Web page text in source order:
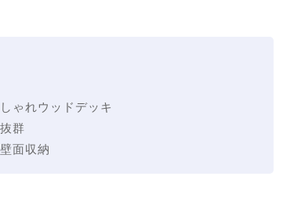
ゃれウッドデッキ
群
面収納